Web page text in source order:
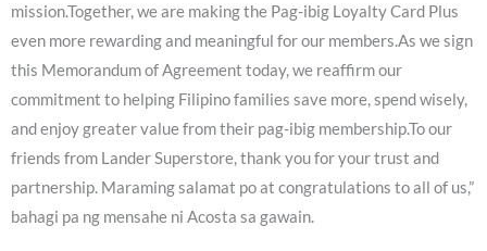
mission.Together, we are making the Pag-ibig Loyalty Card Plus
even more rewarding and meaningful for our members.As we sign
this Memorandum of Agreement today, we reaffirm our
commitment to helping Filipino families save more, spend wisely,
and enjoy greater value from their pag-ibig membership.To our
friends from Lander Superstore, thank you for your trust and
partnership. Maraming salamat po at congratulations to all of us,”
bahagi pa ng mensahe ni Acosta sa gawain.